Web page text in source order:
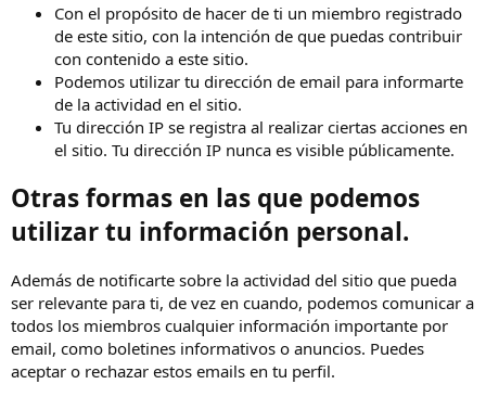
Con el propósito de hacer de ti un miembro registrado
de este sitio, con la intención de que puedas contribuir
con contenido a este sitio.
Podemos utilizar tu dirección de email para informarte
de la actividad en el sitio.
Tu dirección IP se registra al realizar ciertas acciones en
el sitio. Tu dirección IP nunca es visible públicamente.
Otras formas en las que podemos
utilizar tu información personal.
Además de notificarte sobre la actividad del sitio que pueda
ser relevante para ti, de vez en cuando, podemos comunicar a
todos los miembros cualquier información importante por
email, como boletines informativos o anuncios. Puedes
aceptar o rechazar estos emails en tu perfil.